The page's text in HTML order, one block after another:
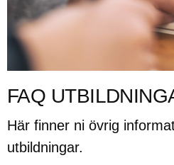
FAQ
Här finner ni övrig
utbildningar.